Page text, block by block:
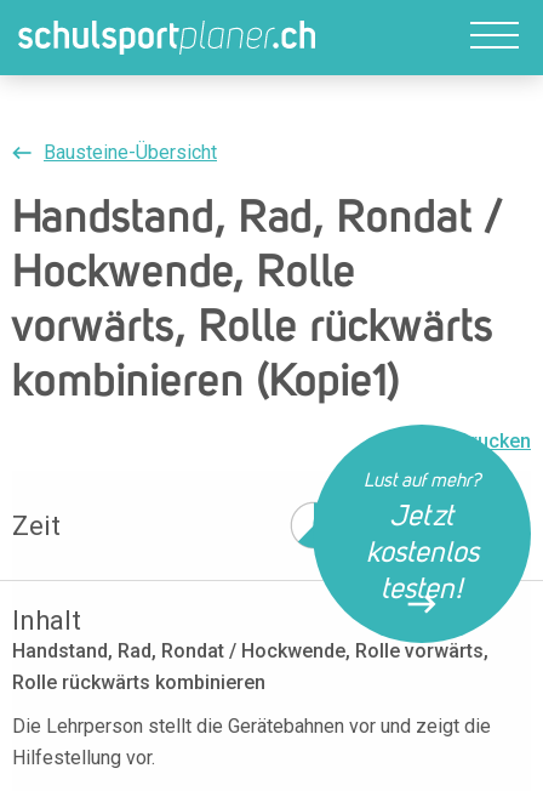
Lust auf mehr?
Jetzt
kostenlos
testen!
Bausteine-Übersicht
Handstand, Rad, Rondat /
Hockwende, Rolle
vorwärts, Rolle rückwärts
kombinieren (Kopie1)
Drucken
Zeit 38 Min
Inhalt
Handstand, Rad, Rondat / Hockwende, Rolle vorwärts,
Rolle rückwärts kombinieren
Die Lehrperson stellt die Gerätebahnen vor und zeigt die
Hilfestellung vor.